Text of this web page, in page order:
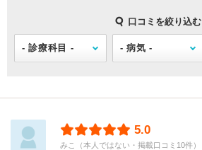
口コミを絞り込む
5.0
みこ（本人ではない・掲載口コミ10件）